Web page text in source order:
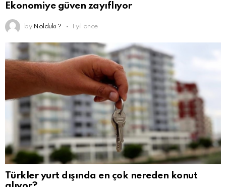
Ekonomiye güven zayıflıyor
by Nolduki ? 1 yıl önce
Türkler yurt dışında en çok nereden konut